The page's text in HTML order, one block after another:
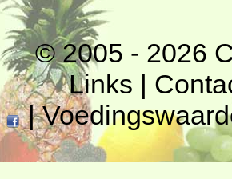
© 2005 - 2026
Links |
|